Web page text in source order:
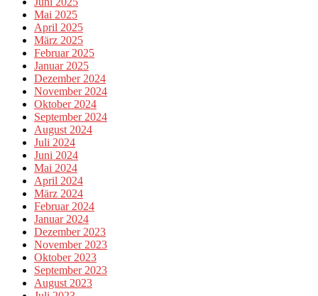
Mai 2025
April 2025
März 2025
Februar 2025
Januar 2025
Dezember 2024
November 2024
Oktober 2024
September 2024
August 2024
Juli 2024
Juni 2024
Mai 2024
April 2024
März 2024
Februar 2024
Januar 2024
Dezember 2023
November 2023
Oktober 2023
September 2023
August 2023